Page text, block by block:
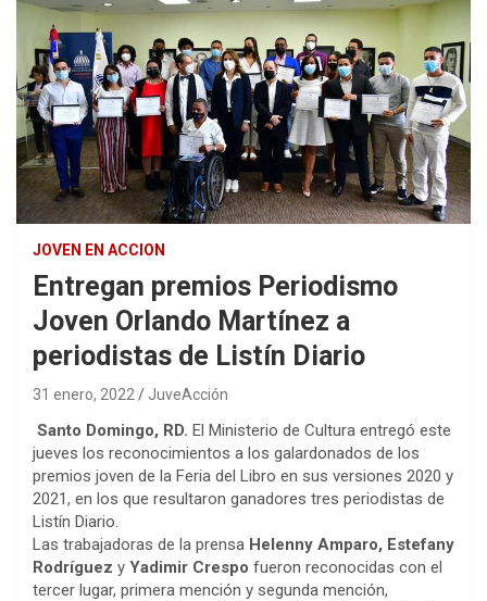
JOVEN EN ACCION
Entregan premios Periodismo
Joven Orlando Martínez a
periodistas de Listín Diario
31 enero, 2022 JuveAcción
Santo Domingo, RD. El Ministerio de Cultura entregó este
jueves los reconocimientos a los galardonados de los
premios joven de la Feria del Libro en sus versiones 2020 y
2021, en los que resultaron ganadores tres periodistas de
Listín Diario.
Las trabajadoras de la prensa Helenny Amparo, Estefany
Rodríguez y Yadimir Crespo fueron reconocidas con el
tercer lugar, primera mención y segunda mención,